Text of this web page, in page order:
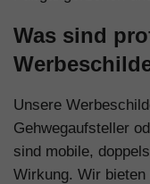
Was sind
Unsere
Gehwegaufsteller
sind mobile,
Wirkung. Wir bieten